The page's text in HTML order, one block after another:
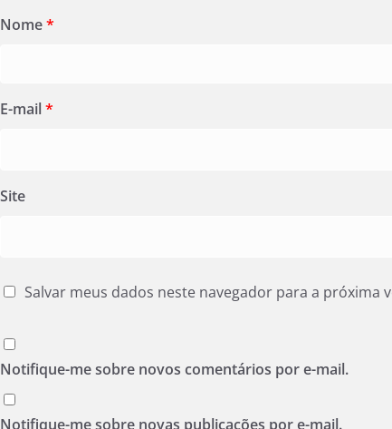
Nome*
E-mail*
Site
Salvar meus dados neste navegador para a próxima
Notifique-me sobre novos comentários por e-mail.
Notifique-me sobre novas publicações por e-mail.